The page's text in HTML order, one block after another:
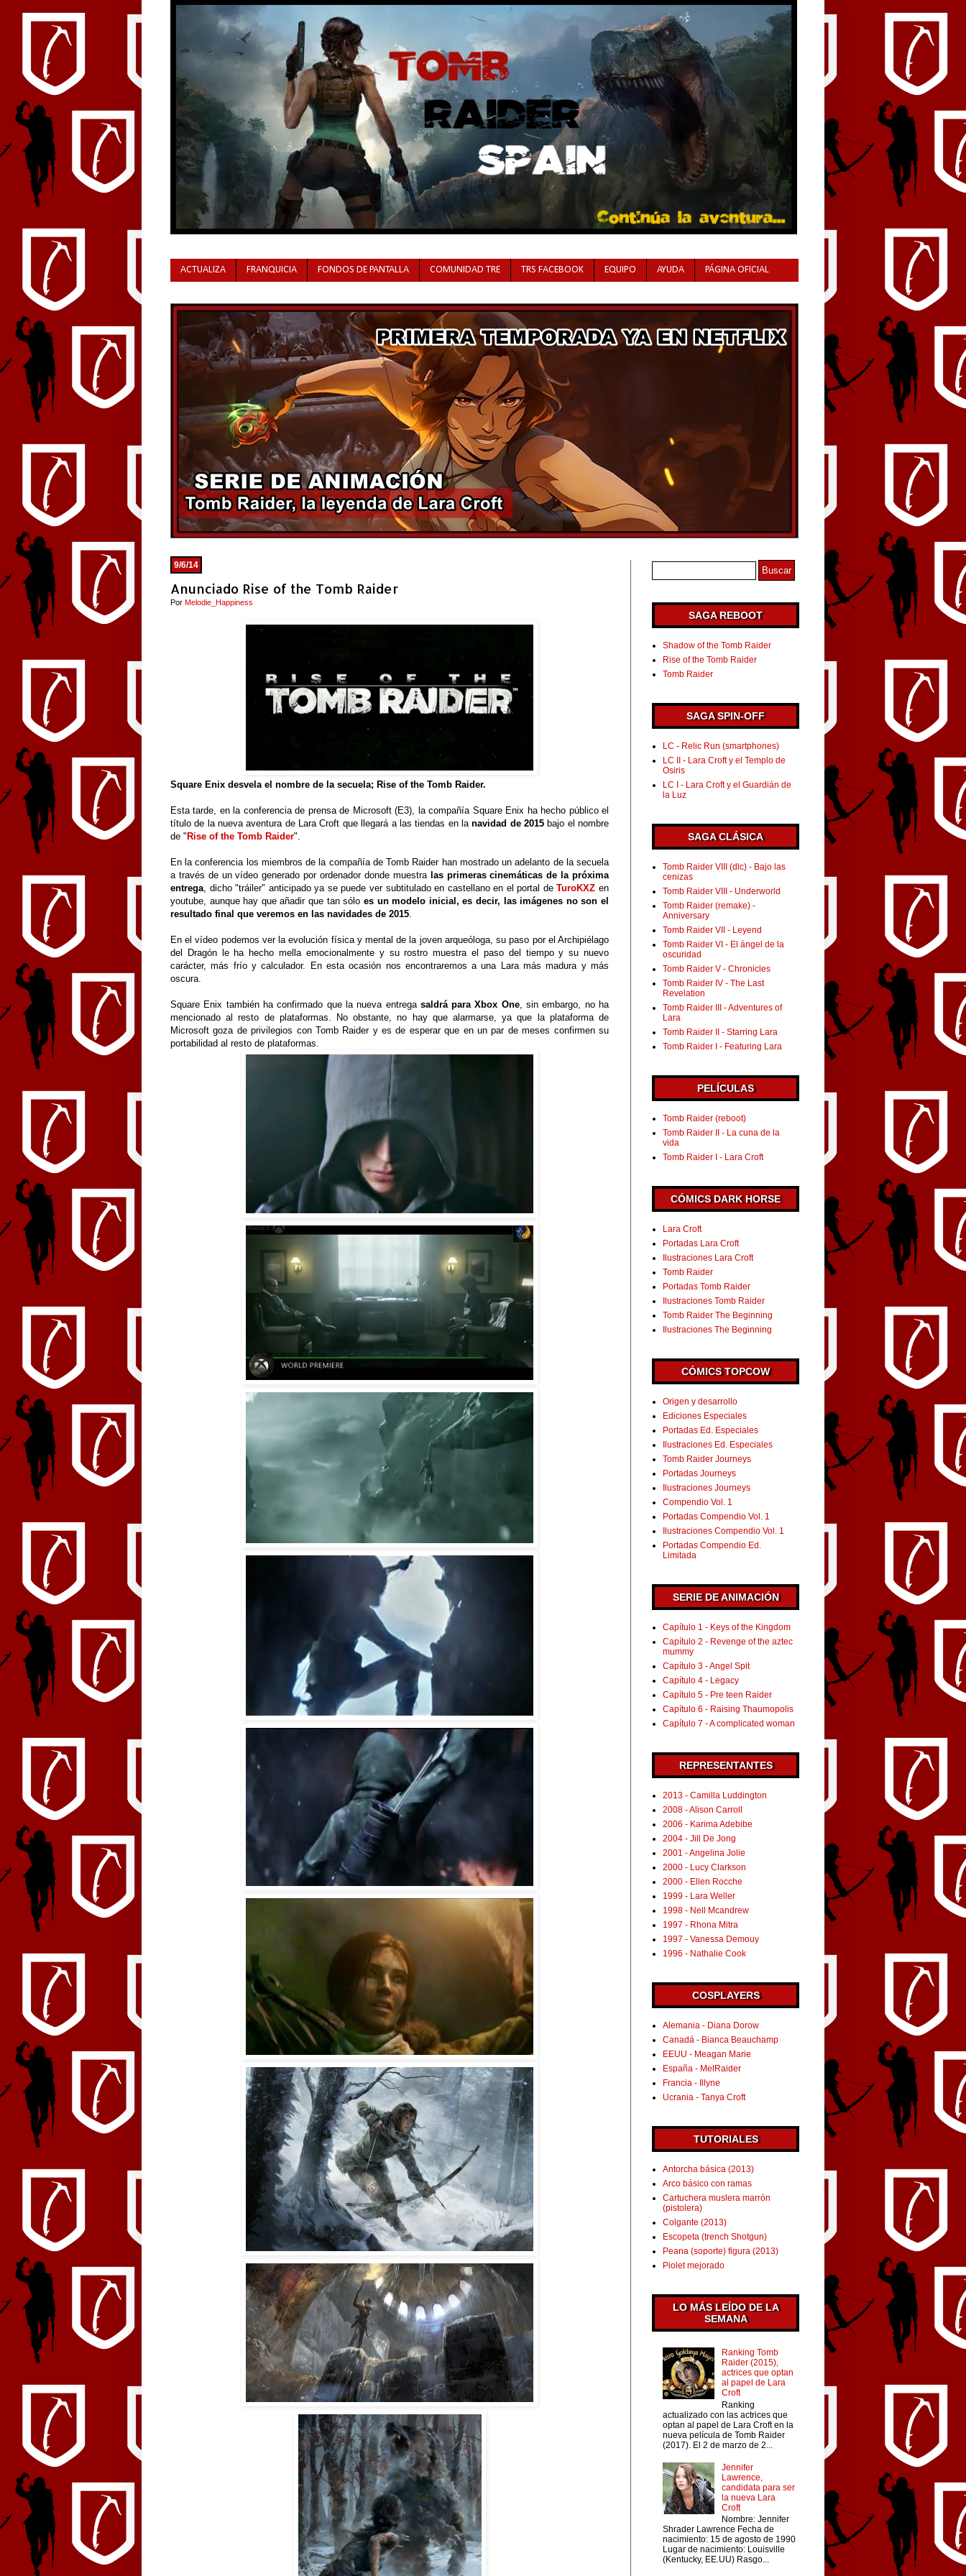
ACTUALIZA FRANQUICIA FONDOS DE PANTALLA COMUNIDAD TRE TRS FACEBOOK EQUIPO AYUDA PÁGINA OFICIAL
9/6/14
Anunciado Rise of the Tomb Raider
Por Melodie_Happiness
Square Enix desvela el nombre de la secuela; Rise of the Tomb Raider.
Esta tarde, en la conferencia de prensa de Microsoft (E3), la compañía Square Enix ha hecho público el
título de la nueva aventura de Lara Croft que llegará a las tiendas en lanavidad de 2015bajo el nombre
de "Rise of the Tomb Raider".
En la conferencia los miembros de la compañía de Tomb Raider han mostrado un adelanto de la secuela
a través de un vídeo generado por ordenador donde muestra las primeras cinemáticas de la próxima
entrega , dicho "tráiler" anticipado ya se puede ver subtitulado en castellano en el portal deTuroKXZ en
youtube, aunque hay que añadir que tan sólo es un modelo inicial, es decir, las imágenes no son el
resultado final que veremos en las navidades de 2015
En el vídeo podemos ver la evolución física y mental de la joven arqueóloga, su paso por el Archipiélago
del Dragón le ha hecho mella emocionalmente y su rostro muestra el paso del tiempo y su nuevo
carácter, más frío y calculador. En esta ocasión nos encontraremos a una Lara más madura y más
oscura.
Square Enix también ha confirmado que la nueva entrega saldrá para Xbox One, sin embargo, no ha
mencionado al resto de plataformas. No obstante, no hay que alarmarse, ya que la plataforma de
Microsoft goza de privilegios con Tomb Raider y es de esperar que en un par de meses confirmen su
portabilidad al resto de plataformas.
SAGA REBOOT
Shadow of the Tomb Raider
Rise of the Tomb Raider
Tomb Raider
SAGA SPIN-OFF
LC - Relic Run (smartphones)
LC II - Lara Croft y el Templo de
Osiris
LC I - Lara Croft y el Guardián de
la Luz
SAGA CLÁSICA
Tomb Raider VIII (dlc) - Bajo las
cenizas
Tomb Raider VIII - Underworld
Tomb Raider (remake) -
Anniversary
Tomb Raider VII - Leyend
Tomb Raider VI - El ángel de la
oscuridad
Tomb Raider V - Chronicles
Tomb Raider IV - The Last
Revelation
Tomb Raider III - Adventures of
Lara
Tomb Raider II - Starring Lara
Tomb Raider I - Featuring Lara
PELÍCULAS
Tomb Raider (reboot)
Tomb Raider II - La cuna de la
vida
Tomb Raider I - Lara Croft
CÓMICS DARK HORSE
Lara Croft
Portadas Lara Croft
Ilustraciones Lara Croft
Tomb Raider
Portadas Tomb Raider
Ilustraciones Tomb Raider
Tomb Raider The Beginning
Ilustraciones The Beginning
CÓMICS TOPCOW
Origen y desarrollo
Ediciones Especiales
Portadas Ed. Especiales
Ilustraciones Ed. Especiales
Tomb Raider Journeys
Portadas Journeys
Ilustraciones Journeys
Compendio Vol. 1
Portadas Compendio Vol. 1
Ilustraciones Compendio Vol. 1
Portadas Compendio Ed.
Limitada
SERIE DE ANIMACIÓN
Capítulo 1 - Keys of the Kingdom
Capítulo 2 - Revenge of the aztec
mummy
Capítulo 3 - Angel Spit
Capítulo 4 - Legacy
Capítulo 5 - Pre teen Raider
Capítulo 6 - Raising Thaumopolis
Capítulo 7 - A complicated woman
REPRESENTANTES
2013 - Camilla Luddington
2008 - Alison Carroll
2006 - Karima Adebibe
2004 - Jill De Jong
2001 - Angelina Jolie
2000 - Lucy Clarkson
2000 - Ellen Rocche
1999 - Lara Weller
1998 - Nell Mcandrew
1997 - Rhona Mitra
1997 - Vanessa Demouy
1996 - Nathalie Cook
COSPLAYERS
Alemania - Diana Dorow
Canadá - Bianca Beauchamp
EEUU - Meagan Marie
España - MelRaider
Francia - Illyne
Ucrania - Tanya Croft
TUTORIALES
Antorcha básica (2013)
Arco básico con ramas
Cartuchera muslera marrón
(pistolera)
Colgante (2013)
Escopeta (trench Shotgun)
Peana (soporte) figura (2013)
Piolet mejorado
LO MÁS LEÍDO DE LA
SEMANA
Ranking Tomb
Raider (2015),
actrices que optan
al papel de Lara
Croft
Ranking
actualizado con las actrices que
optan al papel de Lara Croft en la
nueva película de Tomb Raider
(2017). El 2 de marzo de 2...
Jennifer
Lawrence,
candidata para ser
la nueva Lara
Croft
Nombre: Jennifer
Shrader Lawrence Fecha de
nacimiento: 15 de agosto de 1990
Lugar de nacimiento: Louisville
(Kentucky, EE.UU) Rasgo...